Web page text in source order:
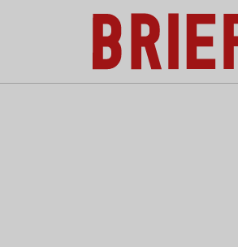
Briefing: Todas as